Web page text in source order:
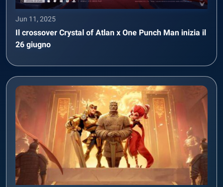
Jun 11, 2025
Il crossover Crystal of Atlan x One Punch Man inizia il
26 giugno